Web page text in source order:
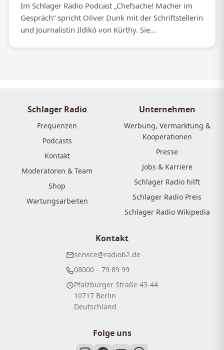
Im Schlager Radio Podcast „Chefsache! Macher im
Gespräch“ spricht Oliver Dunk mit der Schriftstellerin
und Journalistin Ildikó von Kürthy. Sie...
Schlager Radio
Frequenzen
Podcasts
Kontakt
Moderatoren & Team
Shop
Wartungsarbeiten
Unternehmen
Werbung, Vermarktung &
Kooperationen
Presse
Jobs & Karriere
Schlager Radio hilft
Schlager Radio Preis
Schlager Radio Wikipedia
Kontakt
service@radiob2.de
08000 – 79 89 99
Pfalzburger Straße 43-44
10717 Berlin
Deutschland
Folge uns